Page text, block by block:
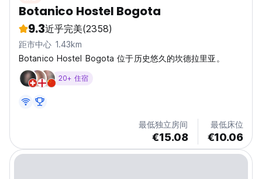
Botanico Hostel Bogota
9.3近乎完美(2358)
距市中心 1.43km
Botanico Hostel Bogota 位于历史悠久的坎德拉里亚。
20+ 住宿
最低独立房间
€15.08
最低床位
€10.06